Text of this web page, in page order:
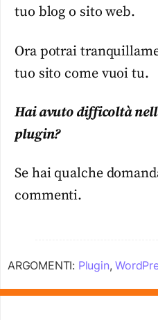
tuo blog o sito web.
Ora potrai
tuo sito come vuoi tu.
Hai avuto difficoltà
plugin?
Se hai qualche
commenti.
ARGOMENTI: Plugin,